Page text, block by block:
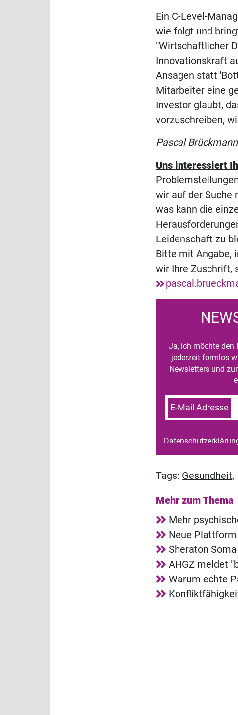
Ein C-Level-
wie folgt und
"Wirtschaftlicher
Innovationskraft
Ansagen statt
Mitarbeiter eine
Investor glaubt,
vorzuschreiben,
Pascal Brückmann
Uns interessiert
wir auf der Suche
was kann die
Leidenschaft zu
Bitte mit Angabe,
wir Ihre Zuschrift,
Ja, ich möchte den
jederzeit formlos
Newsletters und
E-Mail Adresse
Tags: Gesundheit,
Mehr zum Thema
Mehr
Neue
Sheraton
AHGZ meldet
Warum echte